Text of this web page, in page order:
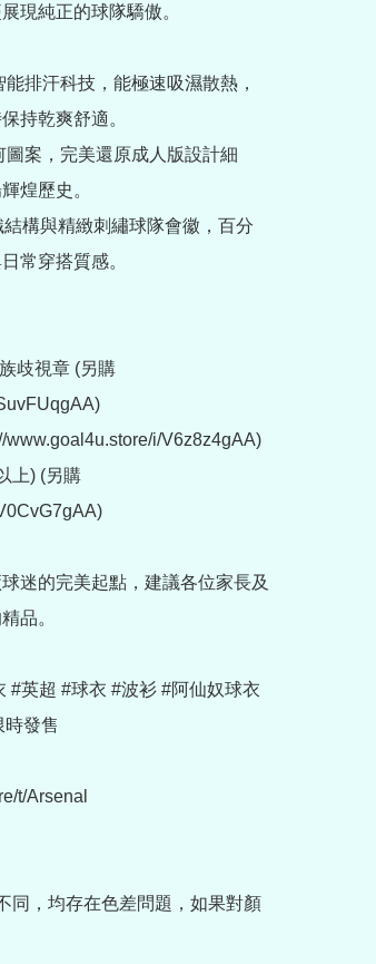
現純正的球隊驕傲。
排汗科技，能極速吸濕散熱，
持乾爽舒適。
案，完美還原成人版設計細
煌歷史。
構與精緻刺繡球隊會徽，百分
常穿搭質感。
歧視章 (另購
www.goal4u.store/i/V6z8z4gAA)
上) (另購
迷的完美起點，建議各位家長及
品。
#英超 #球衣 #波衫 #阿仙奴球衣
發售
t/Arsenal
同，均存在色差問題，如果對顏